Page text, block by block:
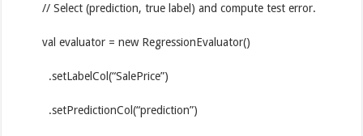
// Select (prediction, true label) and compute test error.
val evaluator = new RegressionEvaluator()
.setLabelCol(“SalePrice”)
.setPredictionCol(“prediction”)